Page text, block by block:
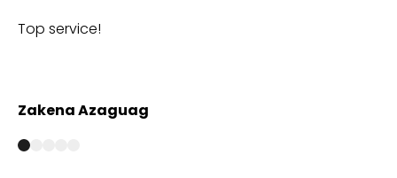
Top service!
Zakena Azaguag